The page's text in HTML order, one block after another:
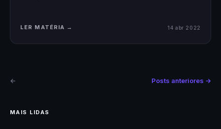
LER MATÉRIA → 14 abr 2022
← Posts anteriores →
MAIS LIDAS